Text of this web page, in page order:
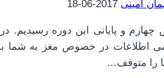
امینی 2017-06-18
چهارم و پایانی این دوره
اطلاعات در خصوص مغز به شما
را متوقف…